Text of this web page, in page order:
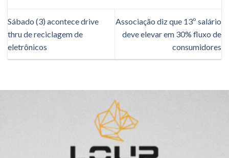
Sábado (3) acontece drive
thru de reciclagem de
eletrônicos
Associação diz que 13º salário
deve elevar em 30% fluxo de
consumidores